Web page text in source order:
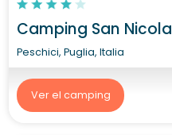
Camping San Nicola
Peschici, Puglia, Italia
Ver el camping